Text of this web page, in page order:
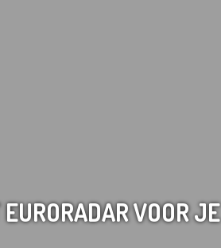
VOOR JE